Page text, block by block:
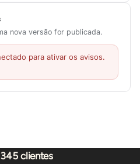
nova versão for publicada.
para ativar os avisos.
clientes